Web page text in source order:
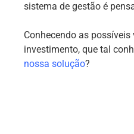
sistema de gestão é
Conhecendo as
investimento, que tal
nossa solução?